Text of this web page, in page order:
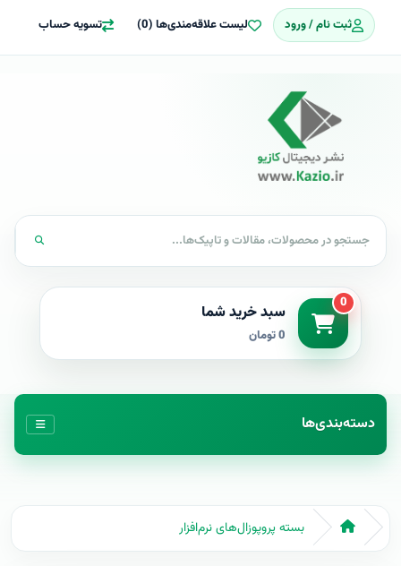
ثبت نام / ورود لیست علاقه‌مندی‌ها (0) تسویه حساب
0 سبد خرید شما
0 تومان
دسته‌بندی‌ها
بسته پروپوزال‌های نرم‌افزار